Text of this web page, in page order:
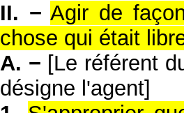
II. − Agir de
chose qui était
A. − [Le référent
désigne l'agent]